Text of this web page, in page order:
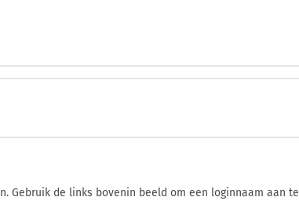
Gebruik de links bovenin beeld om een loginnaam aan te